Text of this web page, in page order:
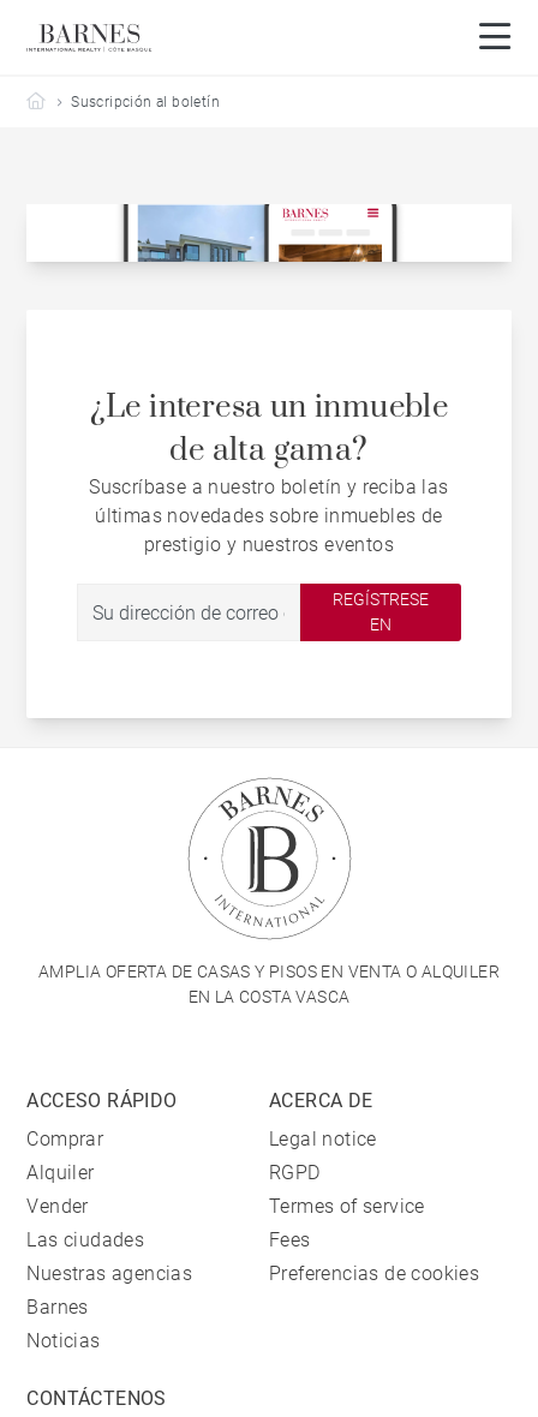
Barnes Côte Basque
Suscripción al boletín
¿Le interesa un inmueble
de alta gama?
Suscríbase a nuestro boletín y reciba las
últimas novedades sobre inmuebles de
prestigio y nuestros eventos
REGÍSTRESE
EN
AMPLIA OFERTA DE CASAS Y PISOS EN VENTA O ALQUILER
EN LA COSTA VASCA
ACCESO RÁPIDO
Comprar
Alquiler
Vender
Las ciudades
Nuestras agencias
Barnes
Noticias
ACERCA DE
Legal notice
RGPD
Termes of service
Fees
Preferencias de cookies
CONTÁCTENOS